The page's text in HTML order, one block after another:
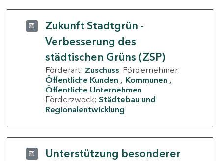
Zukunft Stadtgrün -
Verbesserung des
städtischen Grüns (ZSP)
Förderart: Zuschuss Fördernehmer:
Öffentliche Kunden
Kommunen
Öffentliche Unternehmen
Förderzweck: Städtebau und
Regionalentwicklung
Unterstützung besonderer